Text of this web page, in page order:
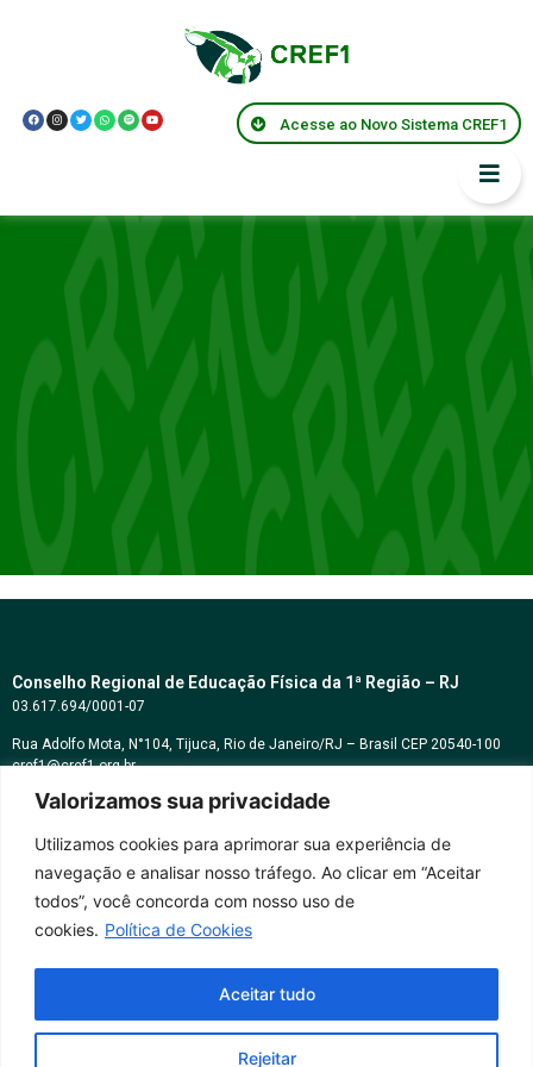
Valorizamos sua privacidade
Utilizamos cookies para aprimorar sua experiência de
navegação e analisar nosso tráfego. Ao clicar em “Aceitar
todos”, você concorda com nosso uso de
cookies. Política de Cookies
Rejeitar
Aceitar tudo
Acesse ao Novo Sistema CREF1
Conselho Regional de Educação Física da 1ª Região – RJ
03.617.694/0001-07
Rua Adolfo Mota, N°104, Tijuca, Rio de Janeiro/RJ – Brasil CEP 20540-100
cref1@cref1.org.br
Assessoria de comunicação:
Horários de atendimento:
Whatsapp: (21) 2569-2398